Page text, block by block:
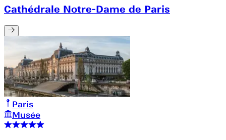
Cathédrale Notre-Dame de Paris
Paris
Musée